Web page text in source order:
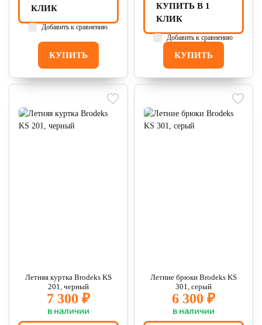
КУПИТЬ
КЛИК
Добавить к сравнению
КУПИТЬ
КУПИТЬ В 1
КЛИК
Добавить к сравнению
Летняя куртка Brodeks KS
201, черный
7 300 ₽
в наличии
Летние брюки Brodeks KS
301, серый
6 300 ₽
в наличии